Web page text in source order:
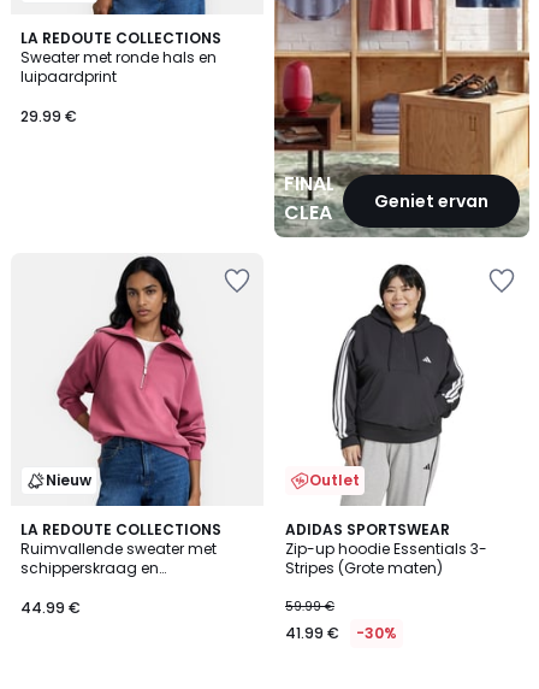
LA REDOUTE COLLECTIONS
Sweater met ronde hals en
luipaardprint
29.99 €
FINAL
CLEARANCEGeniet ervan
Nieuw
LA REDOUTE COLLECTIONS
Ruimvallende sweater met
schipperskraag en
44.99 €
Outlet
ADIDAS SPORTSWEAR
Zip-up hoodie Essentials 3-
Stripes (Grote maten)
59.99 €
41.99 € -30%
4
/
5